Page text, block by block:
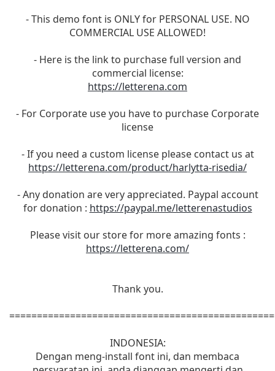
- This demo font is ONLY for PERSONAL USE. NO
COMMERCIAL USE ALLOWED!
- Here is the link to purchase full version and
commercial license:
https://letterena.com
- For Corporate use you have to purchase Corporate
license
- If you need a custom license please contact us at
https://letterena.com/product/harlytta-risedia/
- Any donation are very appreciated. Paypal account
for donation : https://paypal.me/letterenastudios
Please visit our store for more amazing fonts :
https://letterena.com/
Thank you.
INDONESIA:
Dengan meng-install font ini, dan membaca